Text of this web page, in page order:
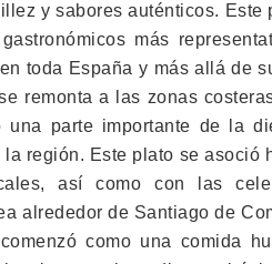
y sabores auténticos. Este
más
toda España y más allá de
remonta a las zonas
una parte importante de la
región. Este plato se asoció
así como con las
alrededor de Santiago de
como una comida